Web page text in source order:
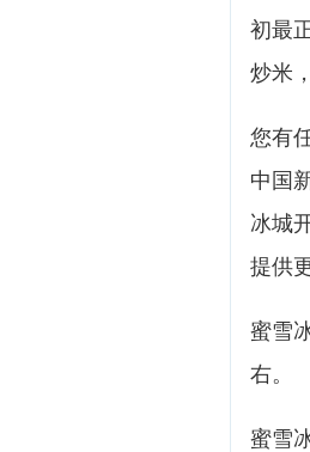
初最
炒米
您有
中国
冰城
提供
蜜雪
右。
蜜雪